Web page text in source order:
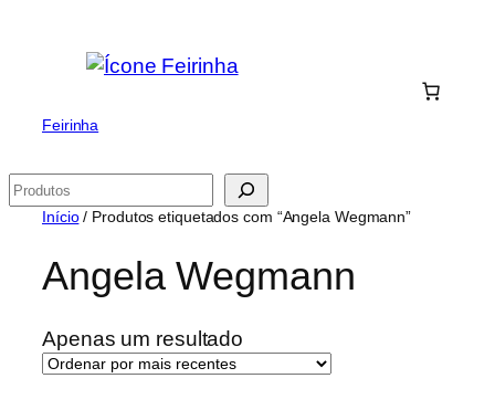
Feirinha
Pesquisar
Início/ Produtos etiquetados com “Angela Wegmann”
Angela Wegmann
Apenas um resultado